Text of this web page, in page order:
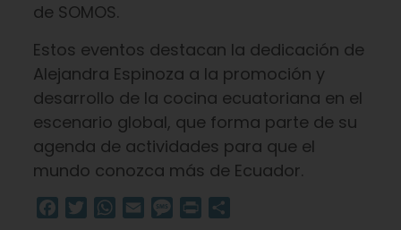
de SOMOS.
Estos eventos destacan la dedicación de
Alejandra Espinoza a la promoción y
desarrollo de la cocina ecuatoriana en el
escenario global, que forma parte de su
agenda de actividades para que el
mundo conozca más de Ecuador.
Facebook
TwitterWhatsApp
Email Message
Print